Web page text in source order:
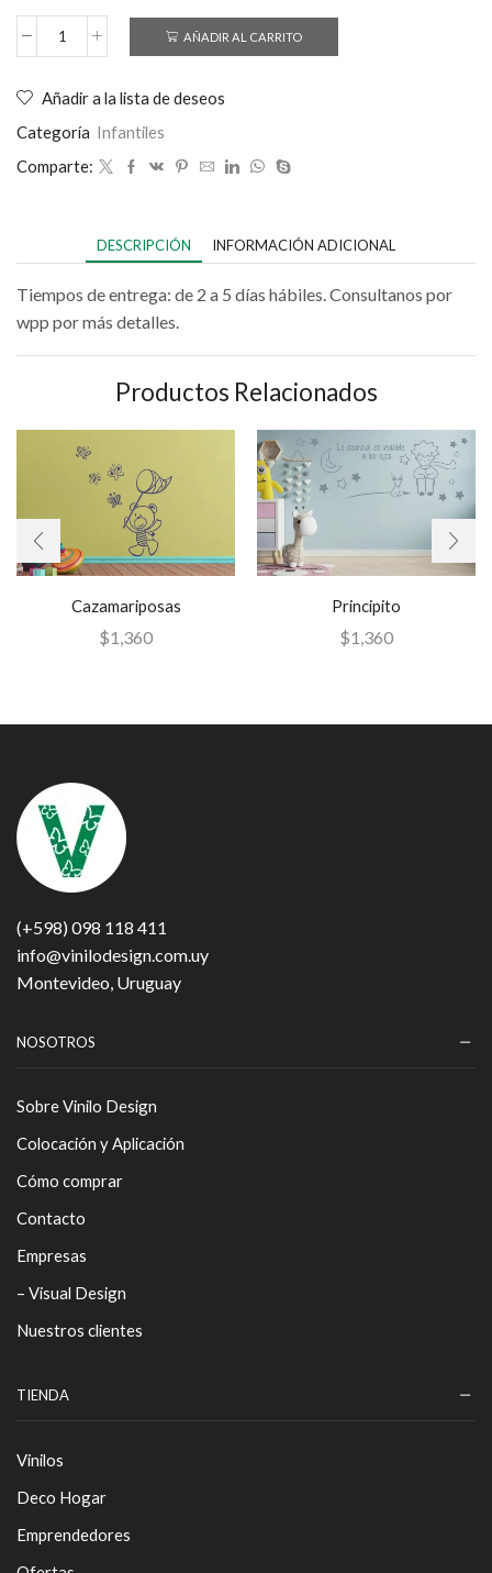
AÑADIR AL CARRITO
Añadir a la lista de deseos
Categoría Infantiles
Comparte:
DESCRIPCIÓN INFORMACIÓN ADICIONAL
Tiempos de entrega: de 2 a 5 días hábiles. Consultanos por
wpp por más detalles.
Productos Relacionados
Cazamariposas
$1,360
Principito
$1,360
(+598) 098 118 411
info@vinilodesign.com.uy
Montevideo, Uruguay
NOSOTROS
Sobre Vinilo Design
Colocación y Aplicación
Cómo comprar
Contacto
Empresas
– Visual Design
Nuestros clientes
TIENDA
Vinilos
Deco Hogar
Emprendedores